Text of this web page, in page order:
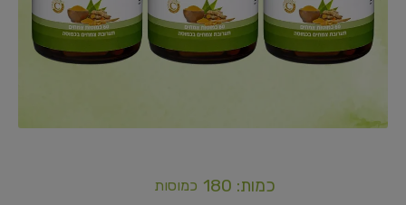
כמות: 180 כמוסות